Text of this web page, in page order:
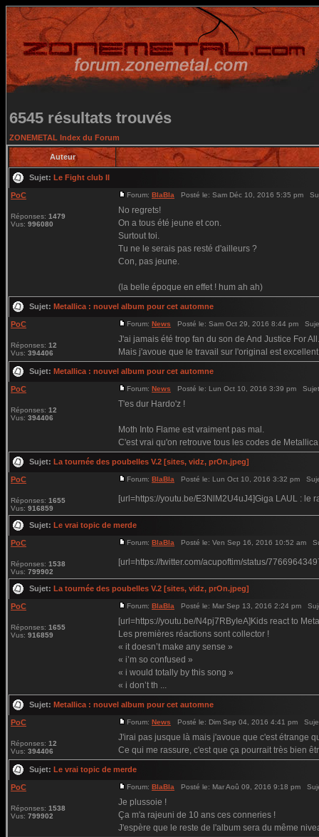
6545 résultats trouvés
ZONEMETAL Index du Forum
Auteur
Sujet: Le Fight club II
PoC
Réponses: 1479
Vus: 996080
Forum: BlaBla Posté le: Sam Déc 10, 2016 5:35 pm
No regrets!
On a tous été jeune et con.
Surtout toi.
Tu ne le serais pas resté d'ailleurs ?
Con, pas jeune.
(la belle époque en effet ! hum ah ah)
Sujet: Metallica : nouvel album pour cet automne
PoC
Réponses: 12
Vus: 394406
Forum: News Posté le: Sam Oct 29, 2016 8:44 pm
J'ai jamais été trop fan du son de And Justice For
Mais j'avoue que le travail sur l'original est
Sujet: Metallica : nouvel album pour cet automne
PoC
Réponses: 12
Vus: 394406
Forum: News Posté le: Lun Oct 10, 2016 3:39 pm
T'es dur Hardo'z !
Moth Into Flame est vraiment pas mal.
C'est vrai qu'on retrouve tous les codes de
Sujet: La tournée des poubelles V.2 [sites, vidz, prOn.jpeg]
PoC
Réponses: 1655
Vus: 916859
Forum: BlaBla Posté le: Lun Oct 10, 2016 3:32 pm
[url=https://youtu.be/E3NlM2U4uJ4]Giga LAUL : le
Sujet: Le vrai topic de merde
PoC
Réponses: 1538
Vus: 799902
Forum: BlaBla Posté le: Ven Sep 16, 2016 10:52 am
[url=https://twitter.com/acupoftim/status/
Sujet: La tournée des poubelles V.2 [sites, vidz, prOn.jpeg]
PoC
Réponses: 1655
Vus: 916859
Forum: BlaBla Posté le: Mar Sep 13, 2016 2:24 pm
[url=https://youtu.be/N4pj7RByIeA]Kids react to
Les premières réactions sont collector !
« it doesn’t make any sense »
« i’m so confused »
« i would totally by this song »
« i don’t th ...
Sujet: Metallica : nouvel album pour cet automne
PoC
Réponses: 12
Vus: 394406
Forum: News Posté le: Dim Sep 04, 2016 4:41 pm
J'irai pas jusque là mais j'avoue que c'est étrange
Ce qui me rassure, c'est que ça pourrait très bien
Sujet: Le vrai topic de merde
PoC
Réponses: 1538
Vus: 799902
Forum: BlaBla Posté le: Mar Aoû 09, 2016 9:18 pm
Je plussoie !
Ça m'a rajeuni de 10 ans ces conneries !
J'espère que le reste de l'album sera du même